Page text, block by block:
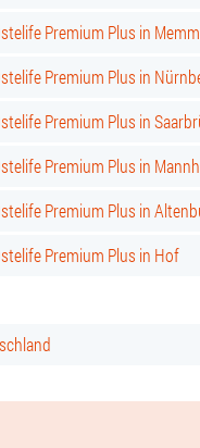
Premium Plus in
Premium Plus in
Premium Plus in
Premium Plus in
Premium Plus in
Premium Plus in Hof